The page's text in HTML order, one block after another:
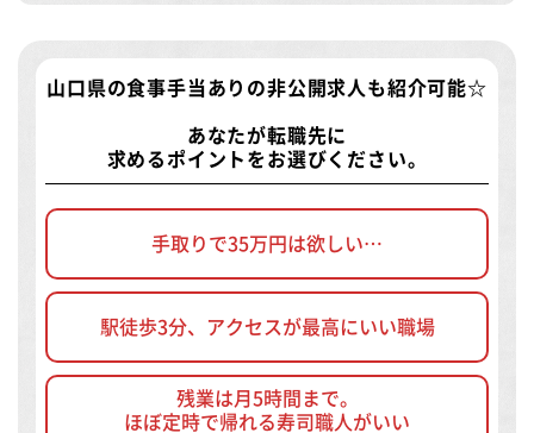
山口県の食事手当ありの非公開求人 も紹介可能☆
あなたが転職先に
求めるポイントをお選びください。
手取りで35万円は欲しい…
駅徒歩3分、アクセスが最高にいい職場
残業は月5時間まで。
ほぼ定時で帰れる寿司職人がいい